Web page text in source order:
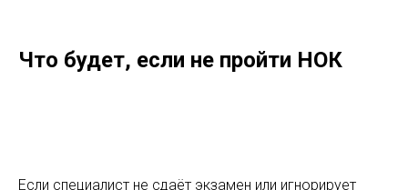
Что будет, если не пройти НОК
Если специалист не сдаёт экзамен или игнорирует